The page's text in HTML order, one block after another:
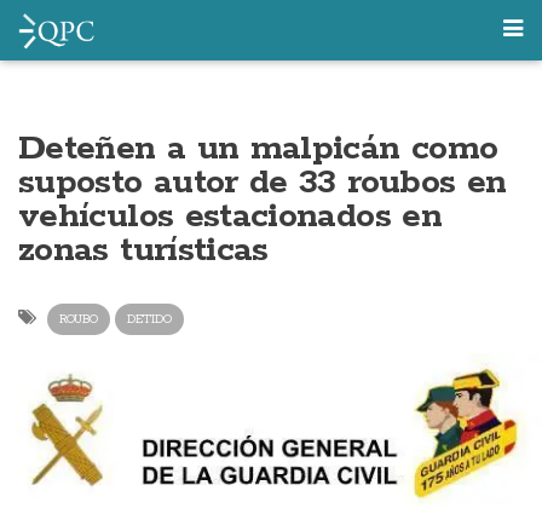
Deteñen a un malpicán como
suposto autor de 33 roubos en
vehículos estacionados en
zonas turísticas
ROUBO DETIDO